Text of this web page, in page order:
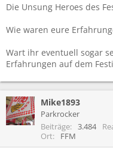
Die Unsung Heroes des
Wie waren eure
Wart ihr eventuell sogar
Erfahrungen auf dem
Mike1893
Parkrocker
Beiträge
3.484
Ort
FFM